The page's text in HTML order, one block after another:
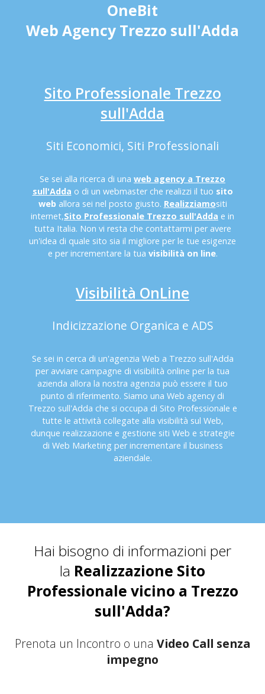
OneBit
Web Agency Trezzo sull'Adda
Sito Professionale Trezzo
sull'Adda
Siti Economici, Siti Professionali
Se sei alla ricerca di una web agency a Trezzo
sull'Adda o di un webmaster che realizzi il tuo sito
web allora sei nel posto giusto. Realizziamositi
internet,Sito Professionale Trezzo sull'Adda e in
tutta Italia. Non vi resta che contattarmi per avere
un'idea di quale sito sia il migliore per le tue esigenze
e per incrementare la tua visibilità on line.
Visibilità OnLine
Indicizzazione Organica e ADS
Se sei in cerca di un'agenzia Web a Trezzo sull'Adda
per avviare campagne di visibilità online per la tua
azienda allora la nostra agenzia può essere il tuo
punto di riferimento. Siamo una Web agency di
Trezzo sull'Adda che si occupa di Sito Professionale e
tutte le attività collegate alla visibilità sul Web,
dunque realizzazione e gestione siti Web e strategie
di Web Marketing per incrementare il business
aziendale.
Hai bisogno di informazioni per
la Realizzazione Sito
Professionale vicino a Trezzo
sull'Adda?
Prenota un Incontro o una Video Call senza
impegno